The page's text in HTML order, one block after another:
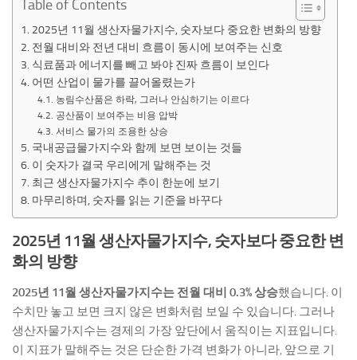
Table of Contents
2025년 11월 생산자물가지수, 숫자보다 중요한 변화의 방향
전월 대비와 전년 대비 흐름이 동시에 보여주는 신호
식료품과 에너지를 빼고 봐야 진짜 흐름이 보인다
어떤 산업이 물가를 끌어올렸는가
농림수산품은 하락, 그러나 안심하기는 이르다
공산품이 보여주는 비용 압박
서비스 물가의 조용한 상승
국내공급물가지수와 함께 보면 보이는 것들
이 숫자가 결국 우리에게 말해주는 것
최근 생산자물가지수 추이 한눈에 보기
마무리하며, 숫자를 읽는 기준을 바꾸다
2025년 11월 생산자물가지수, 숫자보다 중요한 변
화의 방향
2025년 11월 생산자물가지수는 전월 대비 0.3% 상승했습니다. 이
수치만 놓고 보면 크지 않은 변화처럼 보일 수 있습니다. 그러나
생산자물가지수는 경제의 가장 앞단에서 움직이는 지표입니다.
이 지표가 말해주는 것은 단순한 가격 변화가 아니라, 앞으로 기